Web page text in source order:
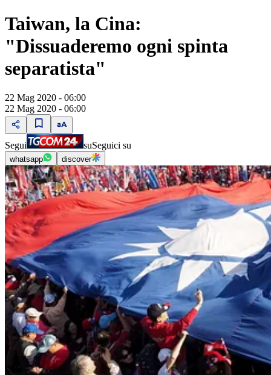
Taiwan, la Cina:
"Dissuaderemo ogni spinta
separatista"
22 Mag 2020 - 06:00
22 Mag 2020 - 06:00
Segui suSeguici su
whatsapp discover